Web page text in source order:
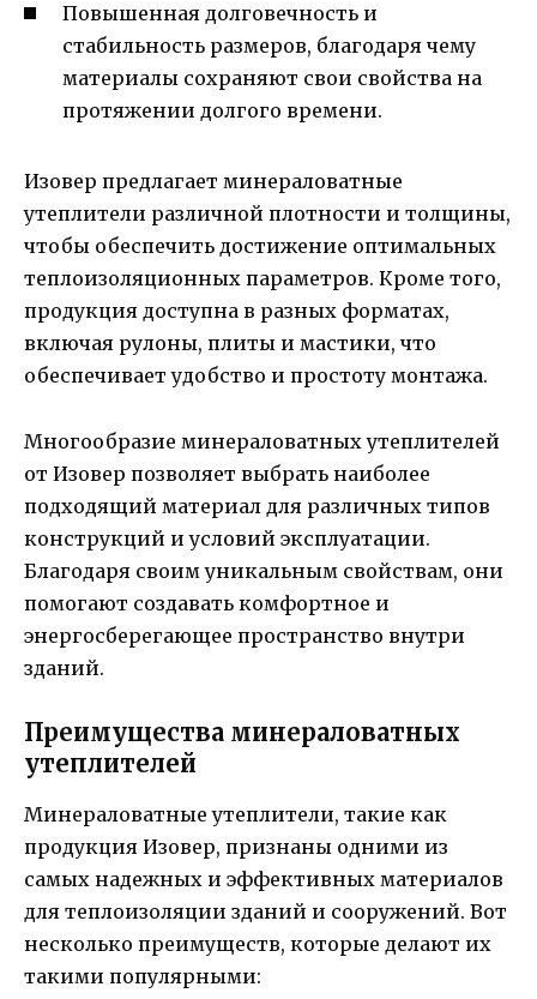
Повышенная долговечность и
стабильность размеров, благодаря чему
материалы сохраняют свои свойства на
протяжении долгого времени.
Изовер предлагает минераловатные
утеплители различной плотности и толщины,
чтобы обеспечить достижение оптимальных
теплоизоляционных параметров. Кроме того,
продукция доступна в разных форматах,
включая рулоны, плиты и мастики, что
обеспечивает удобство и простоту монтажа.
Многообразие минераловатных утеплителей
от Изовер позволяет выбрать наиболее
подходящий материал для различных типов
конструкций и условий эксплуатации.
Благодаря своим уникальным свойствам, они
помогают создавать комфортное и
энергосберегающее пространство внутри
зданий.
Преимущества минераловатных
утеплителей
Минераловатные утеплители, такие как
продукция Изовер, признаны одними из
самых надежных и эффективных материалов
для теплоизоляции зданий и сооружений. Вот
несколько преимуществ, которые делают их
такими популярными: